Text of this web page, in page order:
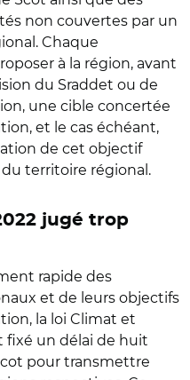
non couvertes par un
Chaque
à la région, avant
du Sraddet ou de
une cible concertée
et le cas échéant,
de cet objectif
territoire régional.
jugé trop
rapide des
et de leurs objectifs
la loi Climat et
fixé un délai de huit
pour transmettre